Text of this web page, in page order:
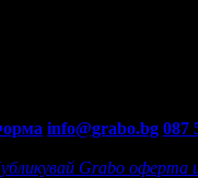
info@grabo.bg 087
Grabo оферта